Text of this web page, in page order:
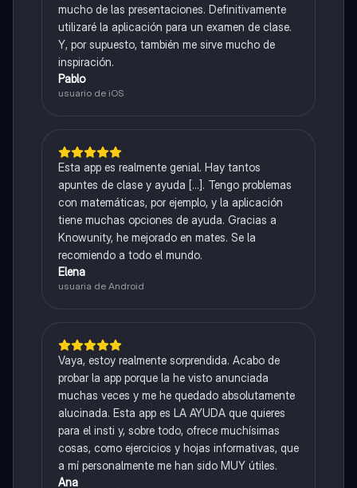
mucho de las presentaciones. Definitivamente
utilizaré la aplicación para un examen de clase.
Y, por supuesto, también me sirve mucho de
inspiración.
Pablo
usuario de iOS
Esta app es realmente genial. Hay tantos
apuntes de clase y ayuda [...]. Tengo problemas
con matemáticas, por ejemplo, y la aplicación
tiene muchas opciones de ayuda. Gracias a
Knowunity, he mejorado en mates. Se la
recomiendo a todo el mundo.
Elena
usuaria de Android
Vaya, estoy realmente sorprendida. Acabo de
probar la app porque la he visto anunciada
muchas veces y me he quedado absolutamente
alucinada. Esta app es LA AYUDA que quieres
para el insti y, sobre todo, ofrece muchísimas
cosas, como ejercicios y hojas informativas, que
a mí personalmente me han sido MUY útiles.
Ana